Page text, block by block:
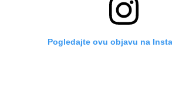
Pogledajte ovu objavu na